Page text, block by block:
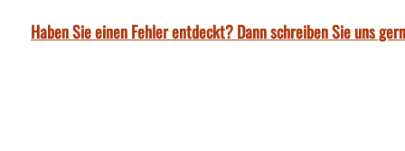
Haben Sie einen Fehler entdeckt? Dann schreiben Sie uns